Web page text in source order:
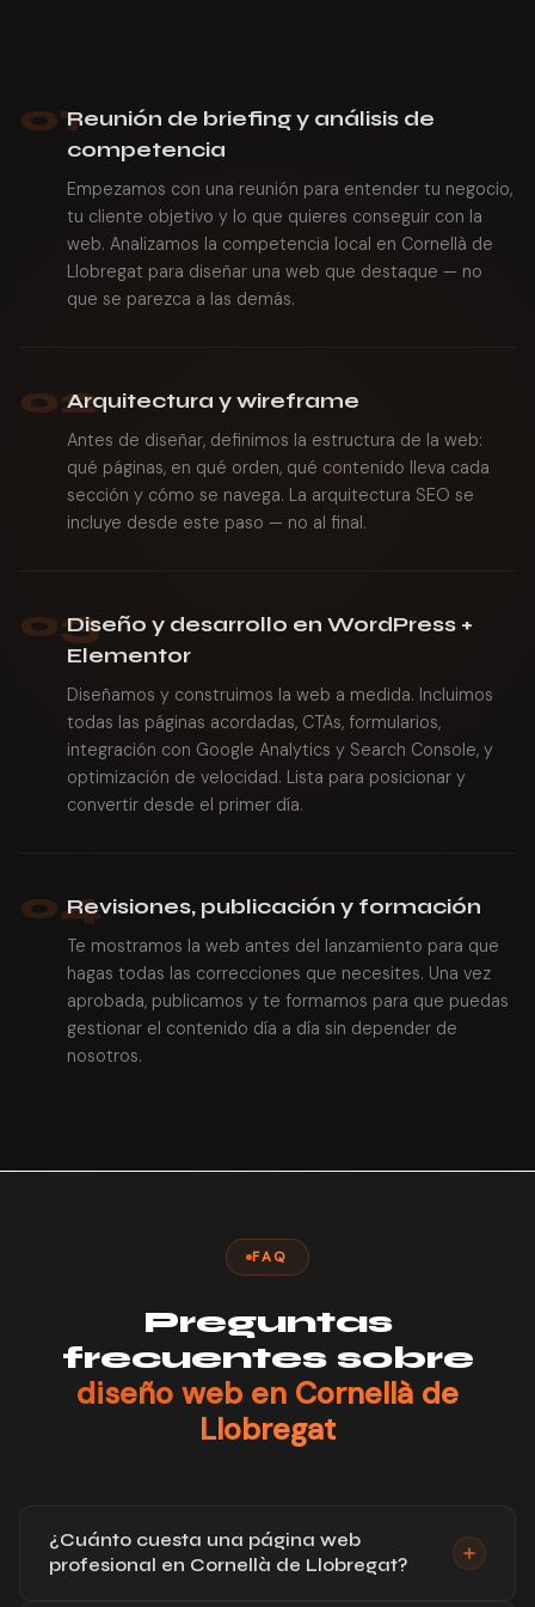
01Reunión de briefing y análisis de
competencia
Empezamos con una reunión para entender tu negocio,
tu cliente objetivo y lo que quieres conseguir con la
web. Analizamos la competencia local en Cornellà de
Llobregat para diseñar una web que destaque — no
que se parezca a las demás.
02Arquitectura y wireframe
Antes de diseñar, definimos la estructura de la web:
qué páginas, en qué orden, qué contenido lleva cada
sección y cómo se navega. La arquitectura SEO se
incluye desde este paso — no al final.
03Diseño y desarrollo en WordPress +
Elementor
Diseñamos y construimos la web a medida. Incluimos
todas las páginas acordadas, CTAs, formularios,
integración con Google Analytics y Search Console, y
optimización de velocidad. Lista para posicionar y
convertir desde el primer día.
04Revisiones, publicación y formación
Te mostramos la web antes del lanzamiento para que
hagas todas las correcciones que necesites. Una vez
aprobada, publicamos y te formamos para que puedas
gestionar el contenido día a día sin depender de
nosotros.
FAQ
Preguntas
frecuentes sobre
diseño web en Cornellà de
Llobregat
¿Cuánto cuesta una página web
profesional en Cornellà de Llobregat?